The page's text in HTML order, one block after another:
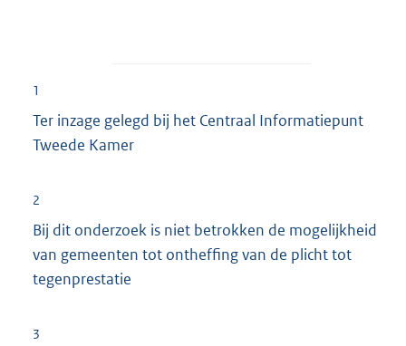
1
Ter inzage gelegd bij het Centraal Informatiepunt
Tweede Kamer
2
Bij dit onderzoek is niet betrokken de mogelijkheid
van gemeenten tot ontheffing van de plicht tot
tegenprestatie
3